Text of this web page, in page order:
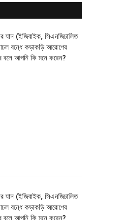
যান (ইজিবাইক, সিএনজিচালিত
বন্ধে কড়াকড়ি আরোপের
বলে আপনি কি মনে করেন?
যান (ইজিবাইক, সিএনজিচালিত
বন্ধে কড়াকড়ি আরোপের
বলে আপনি কি মনে করেন?